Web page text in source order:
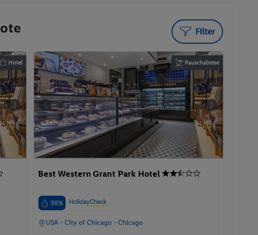
Filter
Hotel Pauschalreise
Best Western Grant Park Hotel
98%
USA - City of Chicago - Chicago